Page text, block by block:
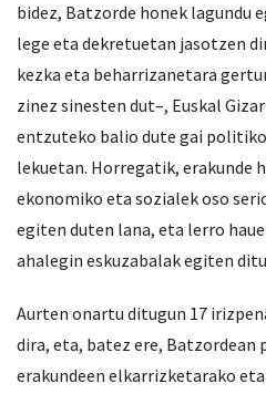
bidez, Batzorde honek lagundu
lege eta dekretuetan jasotzen
kezka eta beharrizanetara
zinez sinesten dut–, Euskal
entzuteko balio dute gai
lekuetan. Horregatik, erakunde
ekonomiko eta sozialek oso
egiten duten lana, eta lerro
ahalegin eskuzabalak egiten
Aurten onartu ditugun 17
dira, eta, batez ere, Batzordean
erakundeen elkarrizketarako